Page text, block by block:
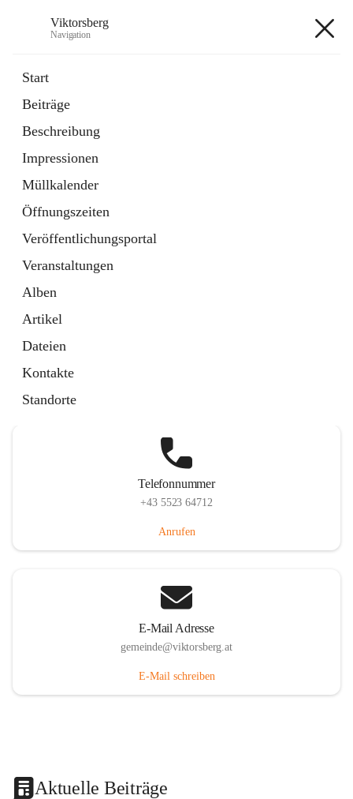
Viktorsberg
Navigation
Start
Beiträge
Beschreibung
Impressionen
Müllkalender
Öffnungszeiten
Veröffentlichungsportal
Veranstaltungen
Alben
Artikel
Dateien
Kontakte
Standorte
1 Schnellzugriff
Bürgerservice
10 Schnellzugriffe
Telefonnummer
+43 5523 64712
Anrufen
E-Mail Adresse
gemeinde@viktorsberg.at
E-Mail schreiben
Aktuelle Beiträge